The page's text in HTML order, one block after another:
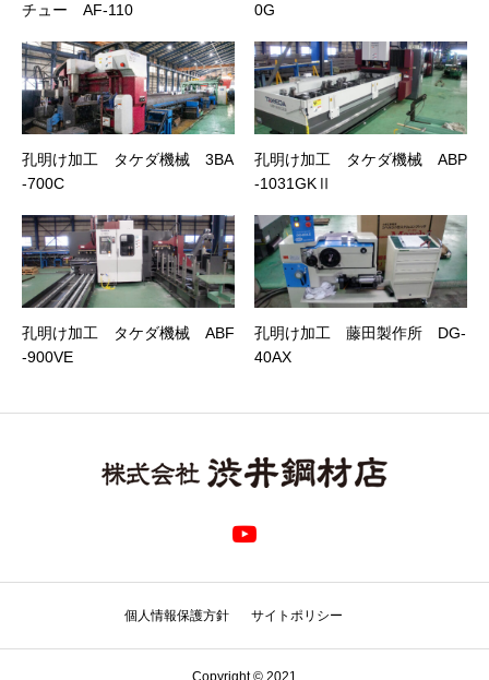
チュー AF-110
0G
孔明け加工 タケダ機械 3BA
-700C
孔明け加工 タケダ機械 ABP
-1031GKⅡ
孔明け加工 タケダ機械 ABF
-900VE
孔明け加工 藤田製作所 DG-
40AX
個人情報保護方針 サイトポリシー